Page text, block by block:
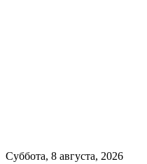
Суббота, 8 августа, 2026